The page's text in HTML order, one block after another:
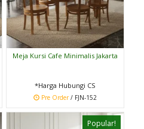
Meja Kursi Cafe Minimalis Jakarta
*Harga Hubungi CS
Pre Order/ FJN-152
Popular!